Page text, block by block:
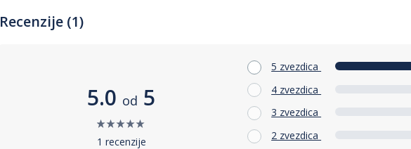
Recenzije (1)
5.0 od 5
1 recenzije
5 zvezdica
4 zvezdica
3 zvezdica
2 zvezdica